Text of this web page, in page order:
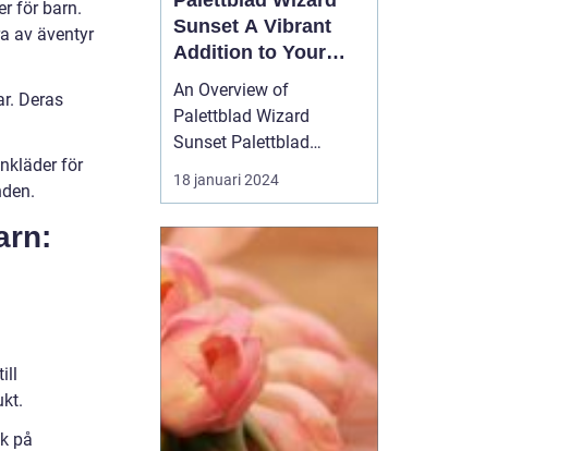
för barn.
av äventyr
Deras
för
på
Sunset A Vibrant
Addition to Your
Garden
An Overview of
Palettblad Wizard
Sunset Palettblad
Wizard Sunset is a
remarkable plant that
popularity among
garden enthusiasts. With
its stunning foliage and
vibrant colors, it adds a
touch of beauty and
charm to any garden o...
18 januari 2024